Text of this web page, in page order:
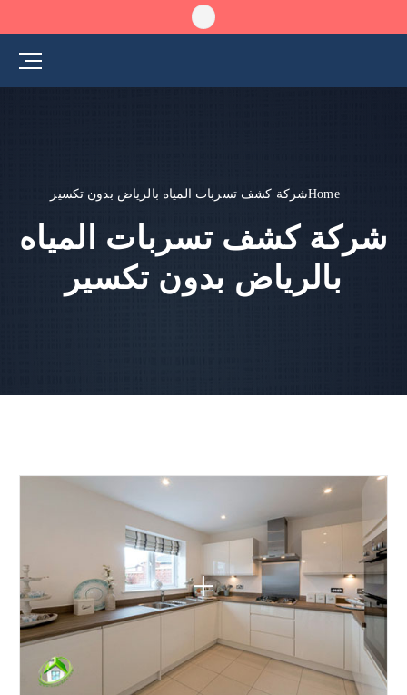
Homeشركة كشف تسربات المياه بالرياض بدون تكسير
شركة كشف تسربات المياه
بالرياض بدون تكسير